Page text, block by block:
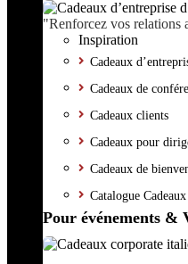
"Renforcez vos
Inspiration
Cadeaux
Cadeaux de
Cadeaux clients
Cadeaux pour
Cadeaux de
Catalogue
Pour événements &